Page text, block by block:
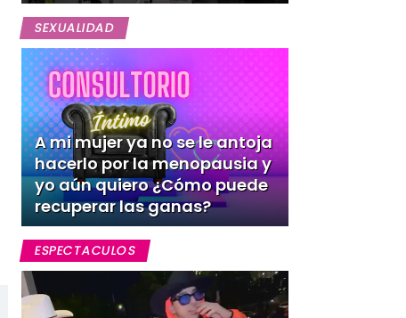
SEXUALIDAD
A mi mujer ya no se le antoja
hacerlo por la menopausia y
yo aún quiero ¿Cómo puede
recuperar las ganas?
ESPECTACULOS